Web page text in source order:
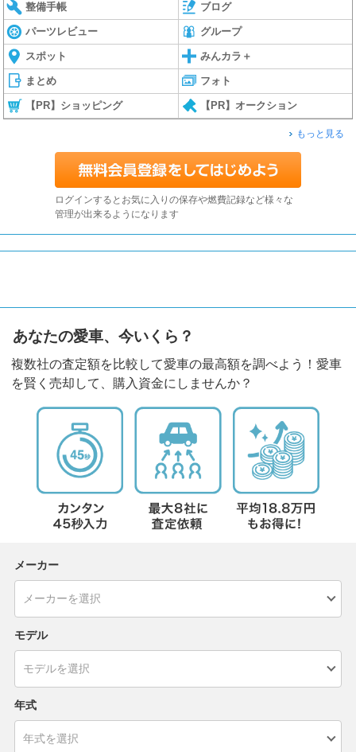
整備手帳 ブログ
パーツレビュー グループ
スポット みんカラ＋
まとめ フォト
【PR】ショッピング 【PR】オークション
もっと見る
ログインするとお気に入りの保存や燃費記録など様々な
管理が出来るようになります
あなたの愛車、今いくら？
複数社の査定額を比較して愛車の最高額を調べよう！愛車
を賢く売却して、購入資金にしませんか？
メーカー
モデル
年式